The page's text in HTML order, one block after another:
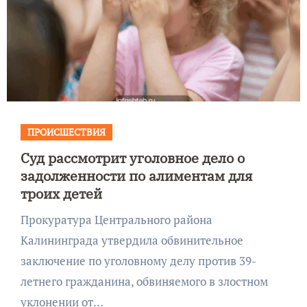
ПРОИСШЕСТВИЯ
Суд рассмотрит уголовное дело о
задолженности по алиментам для
троих детей
Прокуратура Центрального района
Калининграда утвердила обвинительное
заключение по уголовному делу против 39-
летнего гражданина, обвиняемого в злостном
уклонении от…